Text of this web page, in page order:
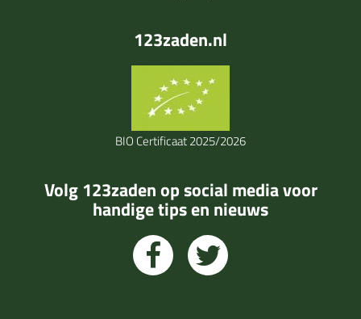
123zaden.nl
BIO Certificaat 2025/2026
Volg 123zaden op social media voor
handige tips en nieuws